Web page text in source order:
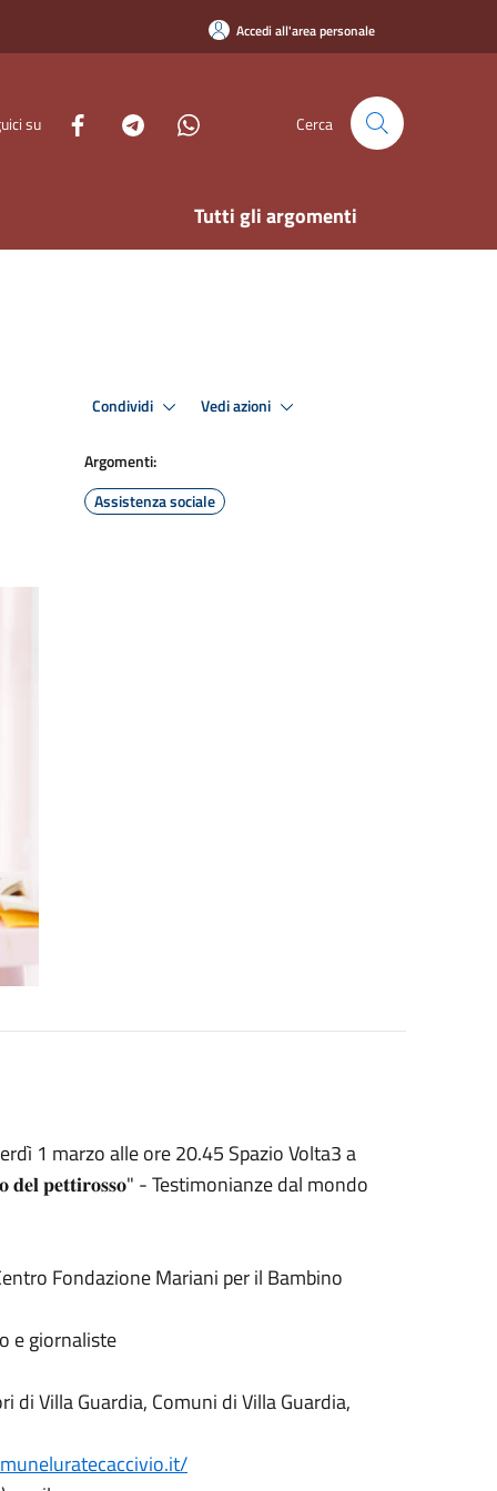
Accedi all'area personale
su Cerca
Tutti gli argomenti
Condividi Vedi azioni
Argomenti:
Assistenza sociale
1 marzo alle ore 20.45 Spazio Volta3 a
𝐝𝐞𝐥 𝐩𝐞𝐭𝐭𝐢𝐫𝐨𝐬𝐬𝐨" - Testimonianze dal mondo
Fondazione Mariani per il Bambino
e giornaliste
di Villa Guardia, Comuni di Villa Guardia,